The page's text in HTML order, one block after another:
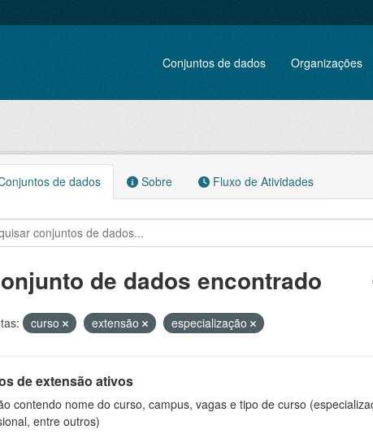
Conjuntos de dados Organizações
de dados Sobre Fluxo de Atividades
de dados encontrado
curso extensão especialização
de extensão ativos
contendo nome do curso, campus, vagas e tipo de curso
entre outros)